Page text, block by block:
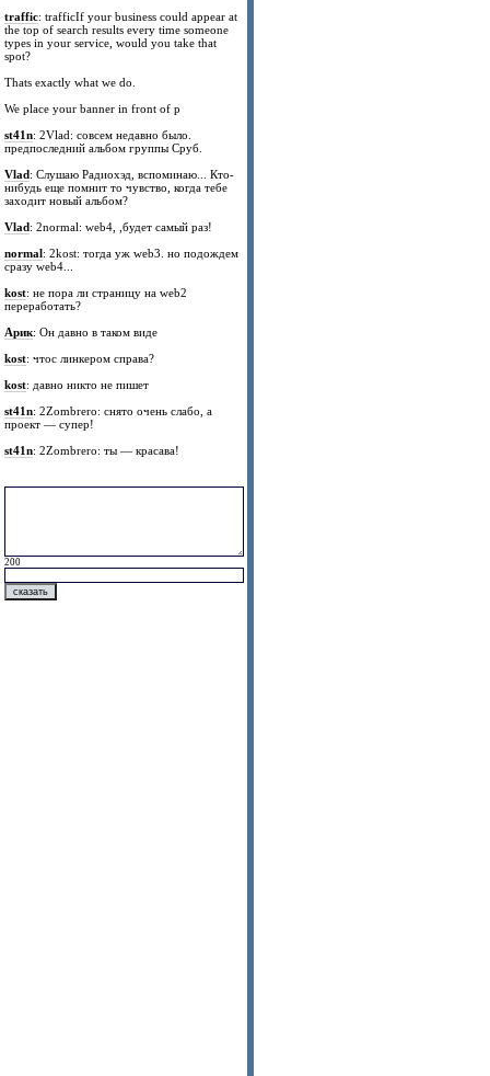
traffic: trafficIf your business could appear at
the top of search results every time someone
types in your service, would you take that
spot?
Thats exactly what we do.
We place your banner in front of p
st41n: 2Vlad: совсем недавно было.
предпоследний альбом группы Сруб.
Vlad: Слушаю Радиохэд, вспоминаю... Кто-
нибудь еще помнит то чувство, когда тебе
заходит новый альбом?
Vlad: 2normal: web4, ,будет самый раз!
normal: 2kost: тогда уж web3. но подождем
сразу web4...
kost: не пора ли страницу на web2
переработать?
Арик: Он давно в таком виде
kost: чтос линкером справа?
kost: давно никто не пишет
st41n: 2Zombrero: снято очень слабо, а
проект — супер!
st41n: 2Zombrero: ты — красава!
200